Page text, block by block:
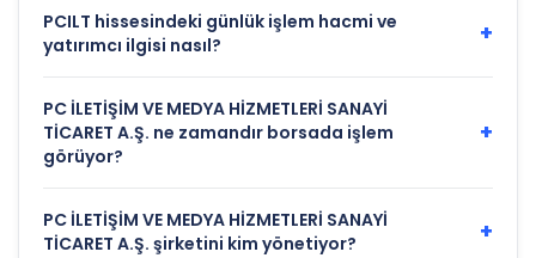
PCILT hissesindeki günlük işlem hacmi ve
yatırımcı ilgisi nasıl?
+
PC İLETİŞİM VE MEDYA HİZMETLERİ SANAYİ
TİCARET A.Ş. ne zamandır borsada işlem
görüyor?
+
PC İLETİŞİM VE MEDYA HİZMETLERİ SANAYİ
TİCARET A.Ş. şirketini kim yönetiyor?
+